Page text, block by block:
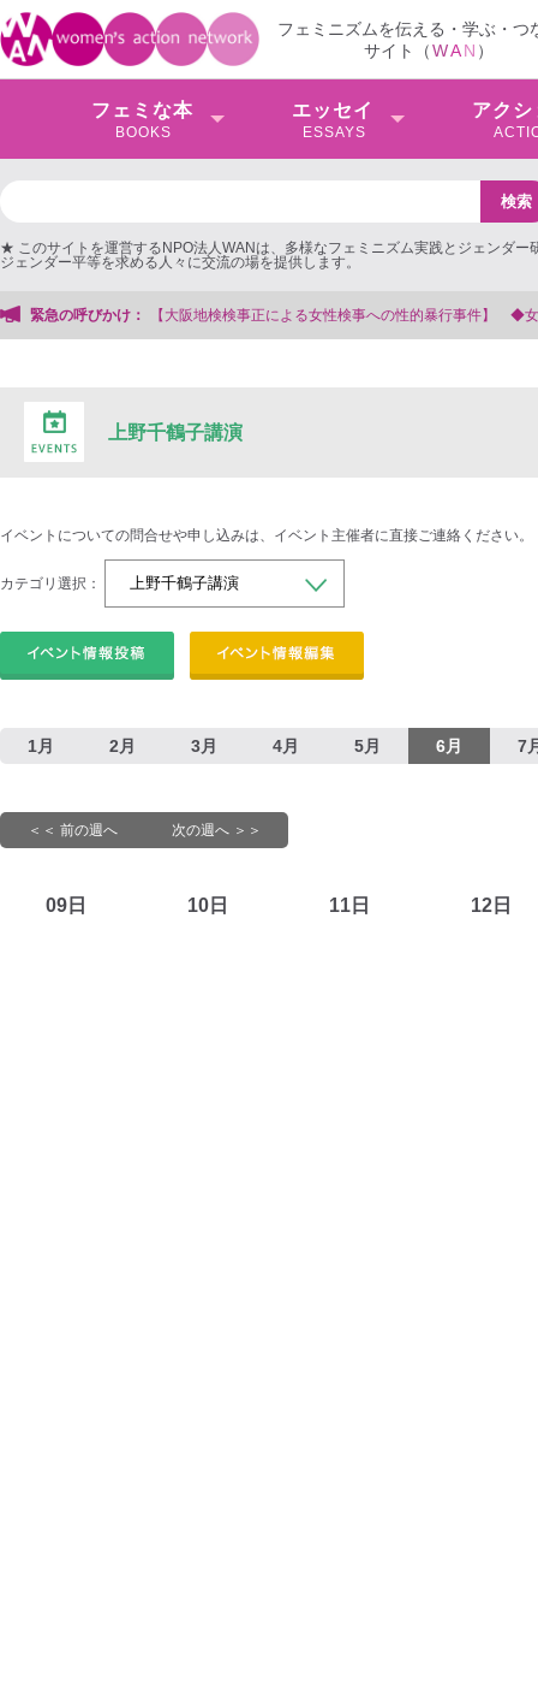
フェミニズムを伝える・学ぶ・つ
サイト（WAN ）
フェミな本
BOOKS
エッセイ
ESSAYS
アクシ
★ このサイトを運営するNPO法人WANは、多様なフェミニズム実践とジェンダー
ジェンダー平等を求める人々に交流の場を提供します。
緊急の呼びかけ：
検事正による女性検事への性的暴行事件】 ◆女性検事を支援する会事務局
上野千鶴子講演
イベントについての問合せや申し込みは、イベント主催者に直接ご連絡ください。
カテゴリ選択：
1月 2月 3月 4月 5月 6月 7
＜＜ 前の週へ 次の週へ ＞＞
09日 10日 11日 12日